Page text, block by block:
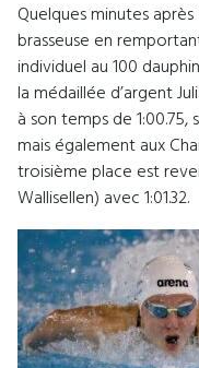
Quelques minutes
brasseuse en
individuel au 100
la médaillée d’argent
à son temps de 1:00.75,
mais également aux
troisième place est
Wallisellen) avec 1:01.32.